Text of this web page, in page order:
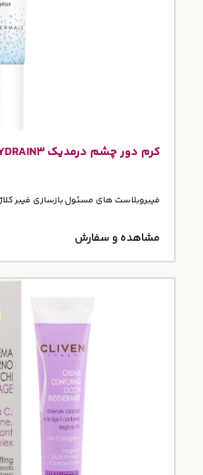
کرم دور چشم درمدیک HYDRAIN3
فیبروبلاست های مسئول بازسازی فیبر
مشاهده و سفارش